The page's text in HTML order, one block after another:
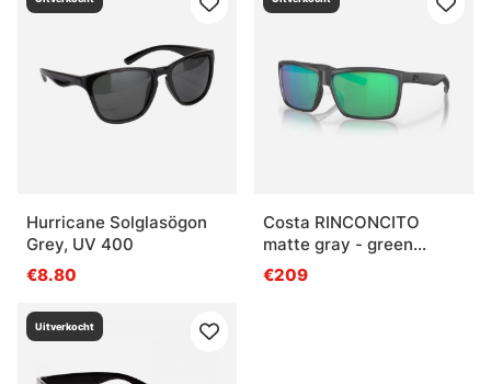
Hurricane Solglasögon
Grey, UV 400
€8.80
Costa RINCONCITO
matte gray - green
mirror 580P
€209
Uitverkocht